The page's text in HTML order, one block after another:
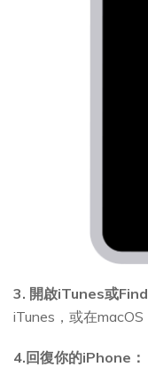
3. 開啟iTunes或
iTunes，或在macOS
4.回復你的iPhone：